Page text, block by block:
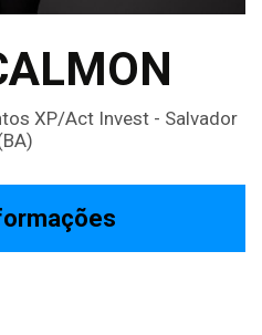
XP/Act Invest - Salvador